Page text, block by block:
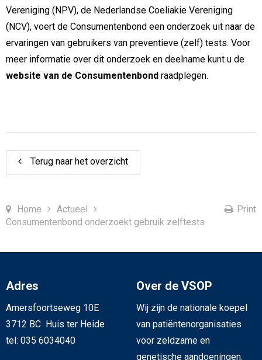
Vereniging (NPV), de Nederlandse Coeliakie Vereniging
(NCV), voert de Consumentenbond een onderzoek uit naar de
ervaringen van gebruikers van preventieve (zelf) tests. Voor
meer informatie over dit onderzoek en deelname kunt u de
website van de Consumentenbond raadplegen.
Terug naar het overzicht
Home
Actueel
Consumentenbond onderzoekt gebruik zelftests
Print
Adres
Amersfoortseweg 10E
3712 BC Huis ter Heide
tel: 035 6034040
Over de VSOP
Wij zijn de nationale koepel
van patiëntenorganisaties
voor zeldzame en
genetische aandoeningen.